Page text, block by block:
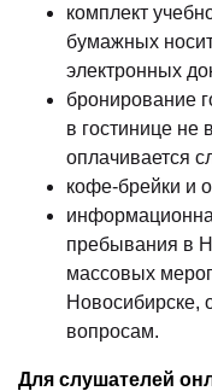
комплект
бумажных
электронных
бронирование
в гостинице не
оплачивается
кофе-брейки и
пребывания в
массовых
Новосибирске,
вопросам.
Для слушателей